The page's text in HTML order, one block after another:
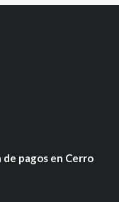
de pagos en Cerro